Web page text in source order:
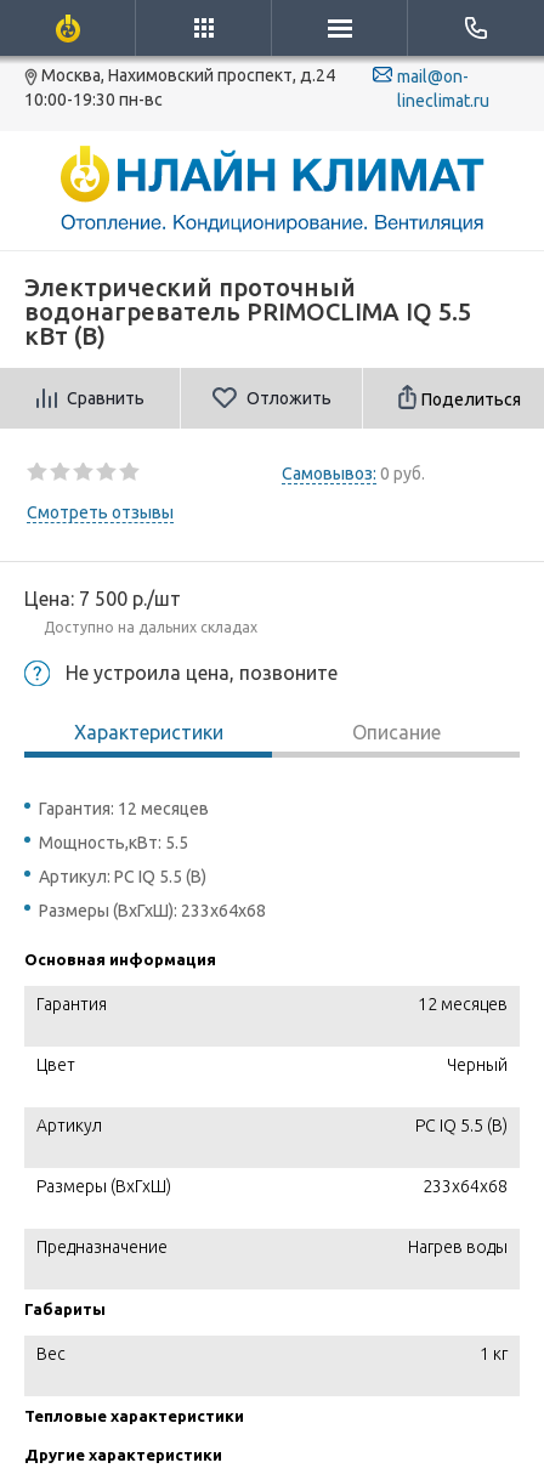
Москва, Нахимовский проспект, д.24
10:00-19:30 пн-вс
mail@on-
lineclimat.ru
Электрический проточный
водонагреватель PRIMOCLIMA IQ 5.5
кВт (B)
Сравнить Отложить Поделиться
Самовывоз: 0 руб.
Смотреть отзывы
Цена: 7 500 р./шт
Доступно на дальних складах
Не устроила цена, позвоните
Характеристики Описание
Гарантия: 12 месяцев
Мощность,кВт: 5.5
Артикул: PC IQ 5.5 (B)
Размеры (ВхГхШ): 233x64x68
Основная информация
Гарантия 12 месяцев
Цвет Черный
Артикул PC IQ 5.5 (B)
Размеры (ВхГхШ) 233x64x68
Предназначение Нагрев воды
Габариты
Вес 1 кг
Тепловые характеристики
Другие характеристики